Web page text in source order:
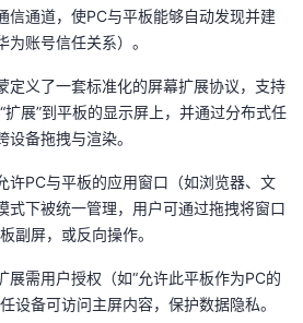
信通道，使PC与平板能够自动发现并建
账号信任关系）。
定义了一套标准化的屏幕扩展协议，支持
扩展”到平板的显示屏上，并通过分布式任
备拖拽与渲染。
许PC与平板的应用窗口（如浏览器、文
式下被统一管理，用户可通过拖拽将窗口
副屏，或反向操作。
展需用户授权（如“允许此平板作为PC的
设备可访问主屏内容，保护数据隐私。